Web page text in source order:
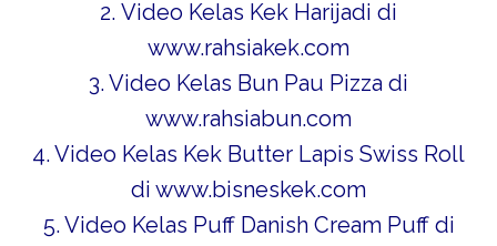
2. Video Kelas Kek Harijadi di
www.rahsiakek.com
3. Video Kelas Bun Pau Pizza di
www.rahsiabun.com
4. Video Kelas Kek Butter Lapis Swiss Roll
di www.bisneskek.com
5. Video Kelas Puff Danish Cream Puff di